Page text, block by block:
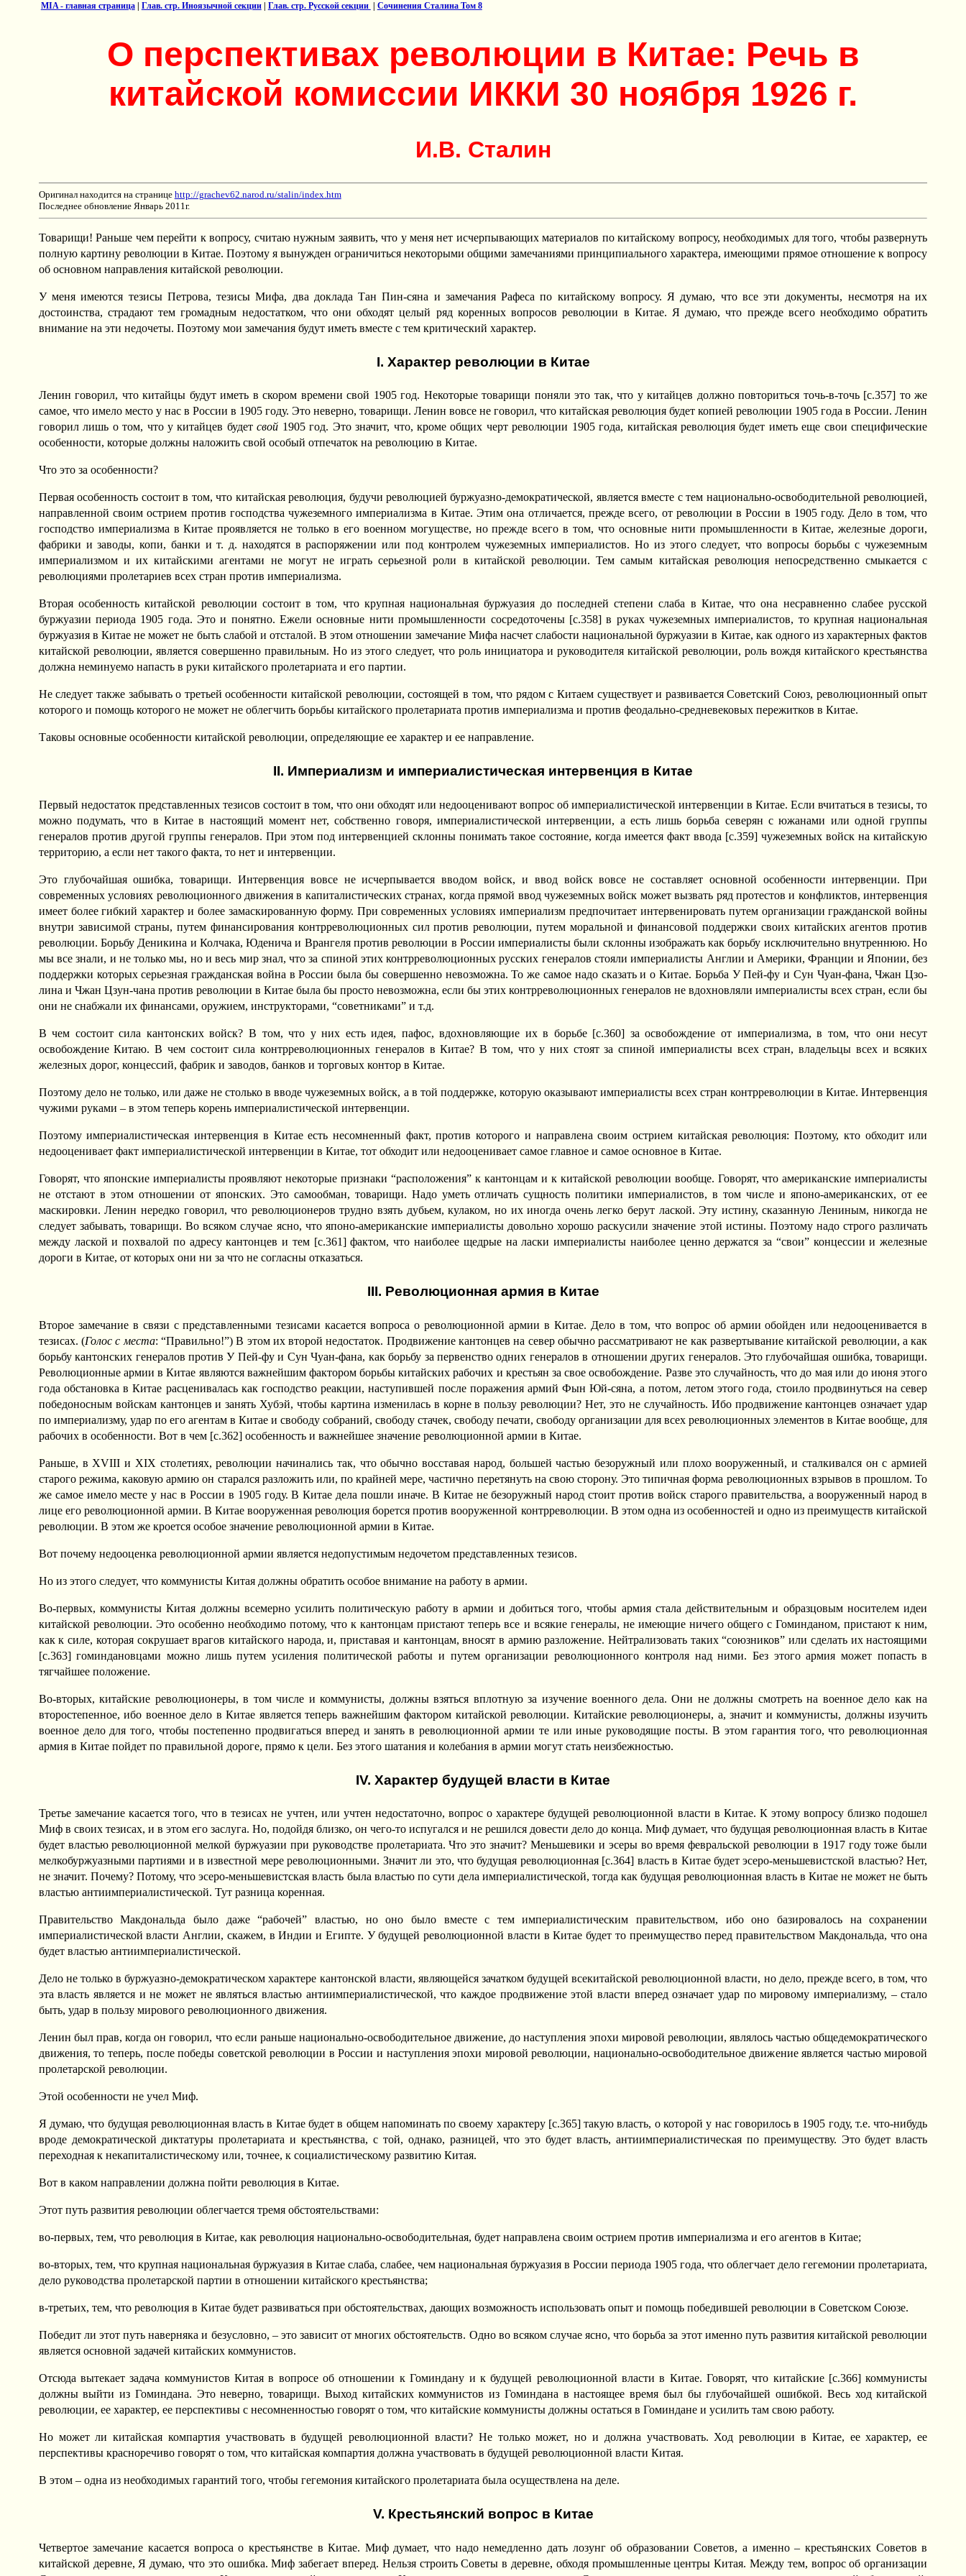
MIA - главная страница| Глав. стр. Иноязычной секции| Глав. стр. Русской секции Сочинения Сталина Том 8
О перспективах революции в Китае: Речь в
китайской комиссии ИККИ 30 ноября 1926 г.
И.В. Сталин
Оригинал находится на странице http://grachev62.narod.ru/stalin/index.htm
Последнее обновление Январь 2011г.
Товарищи! Раньше чем перейти к вопросу, считаю нужным заявить, что у меня нет исчерпывающих материалов по китайскому вопросу, необходимых для того, чтобы развернуть
полную картину революции в Китае. Поэтому я вынужден ограничиться некоторыми общими замечаниями принципиального характера, имеющими прямое отношение к вопросу
об основном направления китайской революции.
У меня имеются тезисы Петрова, тезисы Мифа, два доклада Тан Пин-сяна и замечания Рафеса по китайскому вопросу. Я думаю, что все эти документы, несмотря на их
достоинства, страдают тем громадным недостатком, что они обходят целый ряд коренных вопросов революции в Китае. Я думаю, что прежде всего необходимо обратить
внимание на эти недочеты. Поэтому мои замечания будут иметь вместе с тем критический характер.
I. Характер революции в Китае
Ленин говорил, что китайцы будут иметь в скором времени свой 1905 год. Некоторые товарищи поняли это так, что у китайцев должно повториться точь-в-точь [c.357] то же
самое, что имело место у нас в России в 1905 году. Это неверно, товарищи. Ленин вовсе не говорил, что китайская революция будет копией революции 1905 года в России. Ленин
говорил лишь о том, что у китайцев будетсвой 1905 год. Это значит, что, кроме общих черт революции 1905 года, китайская революция будет иметь еще свои специфические
особенности, которые должны наложить свой особый отпечаток на революцию в Китае.
Что это за особенности?
Первая особенность состоит в том, что китайская революция, будучи революцией буржуазно-демократической, является вместе с тем национально-освободительной революцией,
направленной своим острием против господства чужеземного империализма в Китае. Этим она отличается, прежде всего, от революции в России в 1905 году. Дело в том, что
господство империализма в Китае проявляется не только в его военном могуществе, но прежде всего в том, что основные нити промышленности в Китае, железные дороги,
фабрики и заводы, копи, банки и т. д. находятся в распоряжении или под контролем чужеземных империалистов. Но из этого следует, что вопросы борьбы с чужеземным
империализмом и их китайскими агентами не могут не играть серьезной роли в китайской революции. Тем самым китайская революция непосредственно смыкается с
революциями пролетариев всех стран против империализма.
Вторая особенность китайской революции состоит в том, что крупная национальная буржуазия до последней степени слаба в Китае, что она несравненно слабее русской
буржуазии периода 1905 года. Это и понятно. Ежели основные нити промышленности сосредоточены [c.358] в руках чужеземных империалистов, то крупная национальная
буржуазия в Китае не может не быть слабой и отсталой. В этом отношении замечание Мифа насчет слабости национальной буржуазии в Китае, как одного из характерных фактов
китайской революции, является совершенно правильным. Но из этого следует, что роль инициатора и руководителя китайской революции, роль вождя китайского крестьянства
должна неминуемо напасть в руки китайского пролетариата и его партии.
Не следует также забывать о третьей особенности китайской революции, состоящей в том, что рядом с Китаем существует и развивается Советский Союз, революционный опыт
которого и помощь которого не может не облегчить борьбы китайского пролетариата против империализма и против феодально-средневековых пережитков в Китае.
Таковы основные особенности китайской революции, определяющие ее характер и ее направление.
II. Империализм и империалистическая интервенция в Китае
Первый недостаток представленных тезисов состоит в том, что они обходят или недооценивают вопрос об империалистической интервенции в Китае. Если вчитаться в тезисы, то
можно подумать, что в Китае в настоящий момент нет, собственно говоря, империалистической интервенции, а есть лишь борьба северян с южанами или одной группы
генералов против другой группы генералов. При этом под интервенцией склонны понимать такое состояние, когда имеется факт ввода [c.359] чужеземных войск на китайскую
территорию, а если нет такого факта, то нет и интервенции.
Это глубочайшая ошибка, товарищи. Интервенция вовсе не исчерпывается вводом войск, и ввод войск вовсе не составляет основной особенности интервенции. При
современных условиях революционного движения в капиталистических странах, когда прямой ввод чужеземных войск может вызвать ряд протестов и конфликтов, интервенция
имеет более гибкий характер и более замаскированную форму. При современных условиях империализм предпочитает интервенировать путем организации гражданской войны
внутри зависимой страны, путем финансирования контрреволюционных сил против революции, путем моральной и финансовой поддержки своих китайских агентов против
революции. Борьбу Деникина и Колчака, Юденича и Врангеля против революции в России империалисты были склонны изображать как борьбу исключительно внутреннюю. Но
мы все знали, и не только мы, но и весь мир знал, что за спиной этих контрреволюционных русских генералов стояли империалисты Англии и Америки, Франции и Японии, без
поддержки которых серьезная гражданская война в России была бы совершенно невозможна. То же самое надо сказать и о Китае. Борьба У Пей-фу и Сун Чуан-фана, Чжан Цзо-
лина и Чжан Цзун-чана против революции в Китае была бы просто невозможна, если бы этих контрреволюционных генералов не вдохновляли империалисты всех стран, если бы
они не снабжали их финансами, оружием, инструкторами, “советниками” и т.д.
В чем состоит сила кантонских войск? В том, что у них есть идея, пафос, вдохновляющие их в борьбе [c.360] за освобождение от империализма, в том, что они несут
освобождение Китаю. В чем состоит сила контрреволюционных генералов в Китае? В том, что у них стоят за спиной империалисты всех стран, владельцы всех и всяких
железных дорог, концессий, фабрик и заводов, банков и торговых контор в Китае.
Поэтому дело не только, или даже не столько в вводе чужеземных войск, а в той поддержке, которую оказывают империалисты всех стран контрреволюции в Китае. Интервенция
чужими руками – в этом теперь корень империалистической интервенции.
Поэтому империалистическая интервенция в Китае есть несомненный факт, против которого и направлена своим острием китайская революция: Поэтому, кто обходит или
недооценивает факт империалистической интервенции в Китае, тот обходит или недооценивает самое главное и самое основное в Китае.
Говорят, что японские империалисты проявляют некоторые признаки “расположения” к кантонцам и к китайской революции вообще. Говорят, что американские империалисты
не отстают в этом отношении от японских. Это самообман, товарищи. Надо уметь отличать сущность политики империалистов, в том числе и японо-американских, от ее
маскировки. Ленин нередко говорил, что революционеров трудно взять дубьем, кулаком, но их иногда очень легко берут лаской. Эту истину, сказанную Лениным, никогда не
следует забывать, товарищи. Во всяком случае ясно, что японо-американские империалисты довольно хорошо раскусили значение этой истины. Поэтому надо строго различать
между лаской и похвалой по адресу кантонцев и тем [c.361] фактом, что наиболее щедрые на ласки империалисты наиболее ценно держатся за “свои” концессии и железные
дороги в Китае, от которых они ни за что не согласны отказаться.
III. Революционная армия в Китае
Второе замечание в связи с представленными тезисами касается вопроса о революционной армии в Китае. Дело в том, что вопрос об армии обойден или недооценивается в
тезисах. (Голос с места: “Правильно!”) В этом их второй недостаток. Продвижение кантонцев на север обычно рассматривают не как развертывание китайской революции, а как
борьбу кантонских генералов против У Пей-фу и Сун Чуан-фана, как борьбу за первенство одних генералов в отношении других генералов. Это глубочайшая ошибка, товарищи.
Революционные армии в Китае являются важнейшим фактором борьбы китайских рабочих и крестьян за свое освобождение. Разве это случайность, что до мая или до июня этого
года обстановка в Китае расценивалась как господство реакции, наступившей после поражения армий Фын Юй-сяна, а потом, летом этого года, стоило продвинуться на север
победоносным войскам кантонцев и занять Хубэй, чтобы картина изменилась в корне в пользу революции? Нет, это не случайность. Ибо продвижение кантонцев означает удар
по империализму, удар по его агентам в Китае и свободу собраний, свободу стачек, свободу печати, свободу организации для всех революционных элементов в Китае вообще, для
рабочих в особенности. Вот в чем [c.362] особенность и важнейшее значение революционной армии в Китае.
Раньше, в XVIII и XIX столетиях, революции начинались так, что обычно восставая народ, большей частью безоружный или плохо вооруженный, и сталкивался он с армией
старого режима, каковую армию он старался разложить или, по крайней мере, частично перетянуть на свою сторону. Это типичная форма революционных взрывов в прошлом. То
же самое имело месте у нас в России в 1905 году. В Китае дела пошли иначе. В Китае не безоружный народ стоит против войск старого правительства, а вооруженный народ в
лице его революционной армии. В Китае вооруженная революция борется против вооруженной контрреволюции. В этом одна из особенностей и одно из преимуществ китайской
революции. В этом же кроется особое значение революционной армии в Китае.
Вот почему недооценка революционной армии является недопустимым недочетом представленных тезисов.
Но из этого следует, что коммунисты Китая должны обратить особое внимание на работу в армии.
Во-первых, коммунисты Китая должны всемерно усилить политическую работу в армии и добиться того, чтобы армия стала действительным и образцовым носителем идеи
китайской революции. Это особенно необходимо потому, что к кантонцам пристают теперь все и всякие генералы, не имеющие ничего общего с Гоминданом, пристают к ним,
как к силе, которая сокрушает врагов китайского народа, и, приставая и кантонцам, вносят в армию разложение. Нейтрализовать таких “союзников” или сделать их настоящими
[c.363] гоминдановцами можно лишь путем усиления политической работы и путем организации революционного контроля над ними. Без этого армия может попасть в
тягчайшее положение.
Во-вторых, китайские революционеры, в том числе и коммунисты, должны взяться вплотную за изучение военного дела. Они не должны смотреть на военное дело как на
второстепенное, ибо военное дело в Китае является теперь важнейшим фактором китайской революции. Китайские революционеры, а, значит и коммунисты, должны изучить
военное дело для того, чтобы постепенно продвигаться вперед и занять в революционной армии те или иные руководящие посты. В этом гарантия того, что революционная
армия в Китае пойдет по правильной дороге, прямо к цели. Без этого шатания и колебания в армии могут стать неизбежностью.
IV. Характер будущей власти в Китае
Третье замечание касается того, что в тезисах не учтен, или учтен недостаточно, вопрос о характере будущей революционной власти в Китае. К этому вопросу близко подошел
Миф в своих тезисах, и в этом его заслуга. Но, подойдя близко, он чего-то испугался и не решился довести дело до конца. Миф думает, что будущая революционная власть в Китае
будет властью революционной мелкой буржуазии при руководстве пролетариата. Что это значит? Меньшевики и эсеры во время февральской революции в 1917 году тоже были
мелкобуржуазными партиями и в известной мере революционными. Значит ли это, что будущая революционная [c.364] власть в Китае будет эсеро-меньшевистской властью? Нет,
не значит. Почему? Потому, что эсеро-меньшевистская власть была властью по сути дела империалистической, тогда как будущая революционная власть в Китае не может не быть
властью антиимпериалистической. Тут разница коренная.
Правительство Макдональда было даже “рабочей” властью, но оно было вместе с тем империалистическим правительством, ибо оно базировалось на сохранении
империалистической власти Англии, скажем, в Индии и Египте. У будущей революционной власти в Китае будет то преимущество перед правительством Макдональда, что она
будет властью антиимпериалистической.
Дело не только в буржуазно-демократическом характере кантонской власти, являющейся зачатком будущей всекитайской революционной власти, но дело, прежде всего, в том, что
эта власть является и не может не являться властью антиимпериалистической, что каждое продвижение этой власти вперед означает удар по мировому империализму, – стало
быть, удар в пользу мирового революционного движения.
Ленин был прав, когда он говорил, что если раньше национально-освободительное движение, до наступления эпохи мировой революции, являлось частью общедемократического
движения, то теперь, после победы советской революции в России и наступления эпохи мировой революции, национально-освободительное движение является частью мировой
пролетарской революции.
Этой особенности не учел Миф.
Я думаю, что будущая революционная власть в Китае будет в общем напоминать по своему характеру [c.365] такую власть, о которой у нас говорилось в 1905 году, т.е. что-нибудь
вроде демократической диктатуры пролетариата и крестьянства, с той, однако, разницей, что это будет власть, антиимпериалистическая по преимуществу. Это будет власть
переходная к некапиталистическому или, точнее, к социалистическому развитию Китая.
Вот в каком направлении должна пойти революция в Китае.
Этот путь развития революции облегчается тремя обстоятельствами:
во-первых, тем, что революция в Китае, как революция национально-освободительная, будет направлена своим острием против империализма и его агентов в Китае;
во-вторых, тем, что крупная национальная буржуазия в Китае слаба, слабее, чем национальная буржуазия в России периода 1905 года, что облегчает дело гегемонии пролетариата,
дело руководства пролетарской партии в отношении китайского крестьянства;
в-третьих, тем, что революция в Китае будет развиваться при обстоятельствах, дающих возможность использовать опыт и помощь победившей революции в Советском Союзе.
Победит ли этот путь наверняка и безусловно, – это зависит от многих обстоятельств. Одно во всяком случае ясно, что борьба за этот именно путь развития китайской революции
является основной задачей китайских коммунистов.
Отсюда вытекает задача коммунистов Китая в вопросе об отношении к Гоминдану и к будущей революционной власти в Китае. Говорят, что китайские [c.366] коммунисты
должны выйти из Гоминдана. Это неверно, товарищи. Выход китайских коммунистов из Гоминдана в настоящее время был бы глубочайшей ошибкой. Весь ход китайской
революции, ее характер, ее перспективы с несомненностью говорят о том, что китайские коммунисты должны остаться в Гоминдане и усилить там свою работу.
Но может ли китайская компартия участвовать в будущей революционной власти? Не только может, но и должна участвовать. Ход революции в Китае, ее характер, ее
перспективы красноречиво говорят о том, что китайская компартия должна участвовать в будущей революционной власти Китая.
В этом – одна из необходимых гарантий того, чтобы гегемония китайского пролетариата была осуществлена на деле.
V. Крестьянский вопрос в Китае
Четвертое замечание касается вопроса о крестьянстве в Китае. Миф думает, что надо немедленно дать лозунг об образовании Советов, а именно – крестьянских Советов в
китайской деревне, Я думаю, что это ошибка. Миф забегает вперед. Нельзя строить Советы в деревне, обходя промышленные центры Китая. Между тем, вопрос об организации